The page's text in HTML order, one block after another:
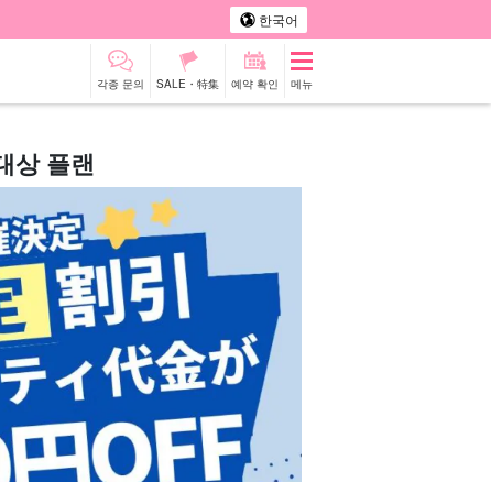
한국어
각종 문의 SALE・特集 예약 확인 메뉴
관광 투어
상 플랜